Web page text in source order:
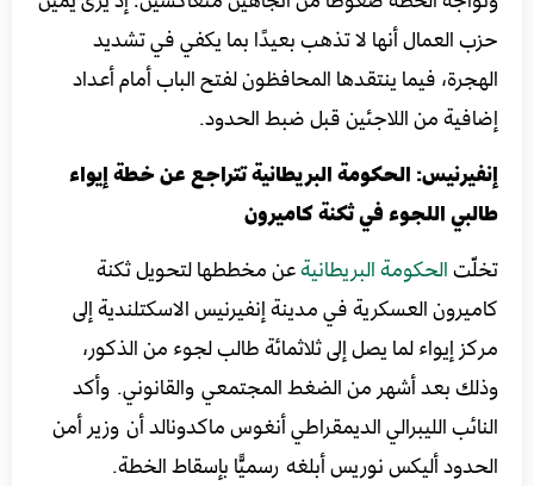
حزب العمال أنها لا تذهب بعيدًا بما يكفي في تشديد
الهجرة، فيما ينتقدها المحافظون لفتح الباب أمام أعداد
إضافية من اللاجئين قبل ضبط الحدود.
إنفيرنيس: الحكومة البريطانية تتراجع عن خطة إيواء
طالبي اللجوء في ثكنة كاميرون
تخلّتالحكومة البريطانيةعن مخططها لتحويل ثكنة
كاميرون العسكرية في مدينة إنفيرنيس الاسكتلندية إلى
مركز إيواء لما يصل إلى ثلاثمائة طالب لجوء من الذكور،
وذلك بعد أشهر من الضغط المجتمعي والقانوني. وأكد
النائب الليبرالي الديمقراطي أنغوس ماكدونالد أن وزير أمن
الحدود أليكس نوريس أبلغه رسميًّا بإسقاط الخطة.